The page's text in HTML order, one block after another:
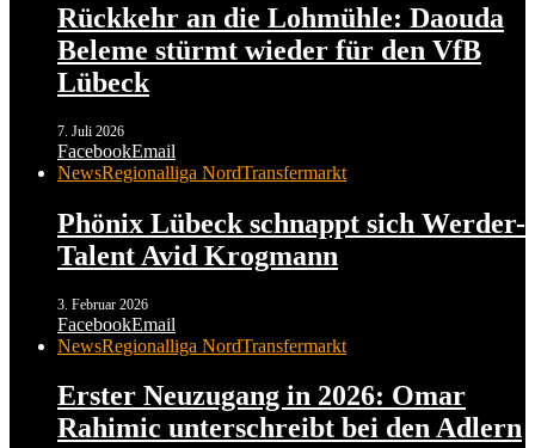
Rückkehr an die Lohmühle: Daouda
Beleme stürmt wieder für den VfB
Lübeck
7. Juli 2026
FacebookEmail
NewsRegionalliga NordTransfermarkt
Phönix Lübeck schnappt sich Werder-
Talent Avid Krogmann
3. Februar 2026
FacebookEmail
NewsRegionalliga NordTransfermarkt
Erster Neuzugang in 2026: Omar
Rahimic unterschreibt bei den Adlern